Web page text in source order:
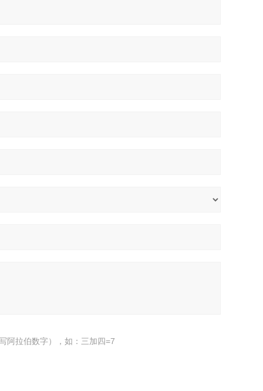
阿拉伯数字），如：三加四=7